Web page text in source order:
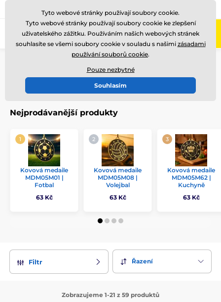
Zavolejte nám (Po-Pá 8-17)
MDM05
Nejprodávanější produkty
Kovová medaile
MDM05M01 |
Fotbal
63 Kč
Kovová medaile
MDM05M08 |
Volejbal
63 Kč
Kovová medaile
MDM05M62 |
Kuchyně
63 Kč
Filtr Řazení
Zobrazujeme 1-21 z 59 produktů
Tyto webové stránky používají soubory cookie.
Tyto webové stránky používají soubory cookie ke zlepšení
uživatelského zážitku. Používáním našich webových stránek
souhlasíte se všemi soubory cookie v souladu s našimi zásadami
používání souborů cookie.
Pouze nezbytné
Souhlasím